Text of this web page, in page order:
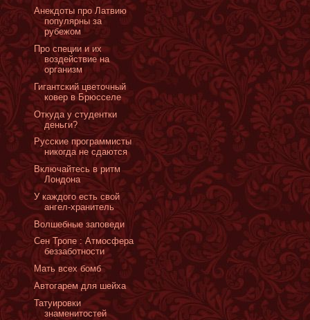
Анекдоты про Латвию
популярны за
рубежом
Про специи и их
воздействие на
организм
Гигантский цветочный
ковер в Брюсселе
Oткуда у студентки
деньги?
Русские программисты
никогда не сдаются
Включайтесь в ритм
Лондона
У каждого есть свой
ангел-хранитель
Волшебные заповеди
Сен Тропе : Атмосфера
беззаботности
Мать всех бомб
Автогарем для шейха
Татуировки
знаменитостей